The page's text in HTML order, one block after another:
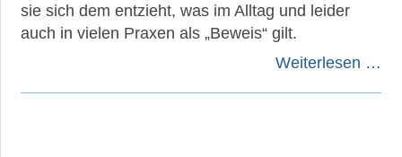
sie sich dem entzieht, was im Alltag und leider
auch in vielen Praxen als „Beweis“ gilt.
Weiterlesen …